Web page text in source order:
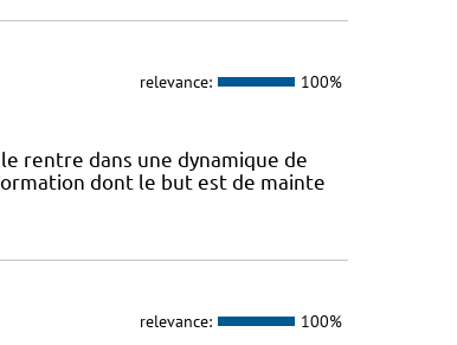
relevance: 100%
rentre dans une dynamique de
dont le but est de mainte
relevance: 100%